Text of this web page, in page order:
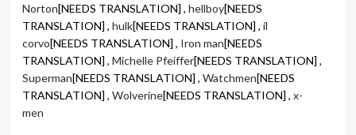
Norton[NEEDS TRANSLATION] , hellboy[NEEDS
TRANSLATION] , hulk[NEEDS TRANSLATION] , il
corvo[NEEDS TRANSLATION] , Iron man[NEEDS
TRANSLATION] , Michelle Pfeiffer[NEEDS TRANSLATION] ,
Superman[NEEDS TRANSLATION] , Watchmen[NEEDS
TRANSLATION] , Wolverine[NEEDS TRANSLATION] , x-
men